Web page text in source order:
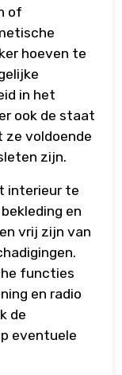
of
hoeven te
in het
ook de staat
ze voldoende
zijn.
interieur te
en
vrij zijn van
functies
en radio
de
eventuele